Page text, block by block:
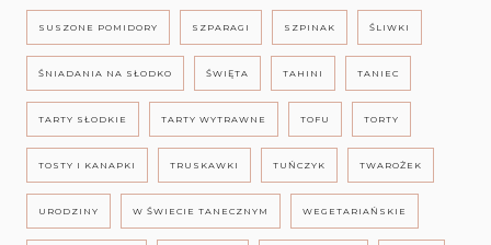
SUSZONE POMIDORY SZPARAGI SZPINAK ŚLIWKI
ŚNIADANIA NA SŁODKO ŚWIĘTA TAHINI TANIEC
TARTY SŁODKIE TARTY WYTRAWNE TOFU TORTY
TOSTY I KANAPKI TRUSKAWKI TUŃCZYK TWAROŻEK
URODZINY W ŚWIECIE TANECZNYM WEGETARIAŃSKIE